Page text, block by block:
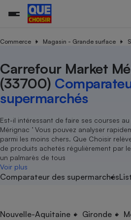
Commerce Magasin - Grande surface
Carrefour Market
(33700)
supermarchés
Est-il intéressant de faire ses courses
Mérignac ’ Vous pouvez analyser
parmi les moins chers. Que Choisir
de produits achetés régulièrement par
un palmarès de tous
Voir plus
Comparateur des supermarchés
Nouvelle-Aquitaine Gironde
Air
Toutes les actualités
Enquêtes
Guides d'achat
Conseils
Brèves
Tous les services
Soumettre un litige
Lettres types
Rencontrer une association
Tous nos combats
Nos actions
Nos grandes victoires
Les billets de la présidente
Nos associations locales
Nous rejoindre
En savoir plus sur Que Choisir
?
L’association
Nos missions
Notre méthodologie
Notre financement
Nos partenaires
Nous rejoindre